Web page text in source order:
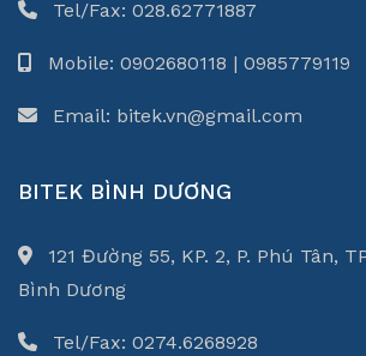
Tel/Fax: 028.62771887
Mobile: 0902680118 | 0985779119
Email: bitek.vn@gmail.com
BITEK BÌNH DƯƠNG
121 Đường 55, KP. 2, P. Phú Tân,
Bình Dương
Tel/Fax: 0274.6268928